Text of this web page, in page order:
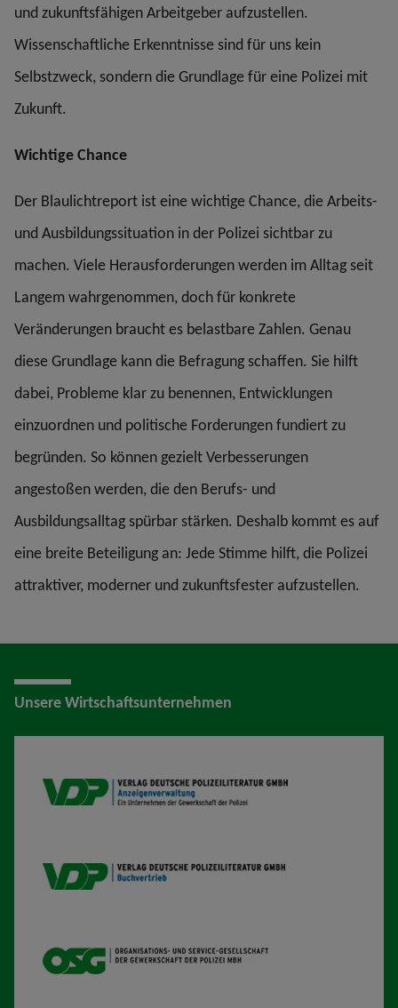
und zukunftsfähigen Arbeitgeber aufzustellen.
Wissenschaftliche Erkenntnisse sind für uns kein
Selbstzweck, sondern die Grundlage für eine Polizei mit
Zukunft.
Wichtige Chance
Der Blaulichtreport ist eine wichtige Chance, die Arbeits-
und Ausbildungssituation in der Polizei sichtbar zu
machen. Viele Herausforderungen werden im Alltag seit
Langem wahrgenommen, doch für konkrete
Veränderungen braucht es belastbare Zahlen. Genau
diese Grundlage kann die Befragung schaffen. Sie hilft
dabei, Probleme klar zu benennen, Entwicklungen
einzuordnen und politische Forderungen fundiert zu
begründen. So können gezielt Verbesserungen
angestoßen werden, die den Berufs- und
Ausbildungsalltag spürbar stärken. Deshalb kommt es auf
eine breite Beteiligung an: Jede Stimme hilft, die Polizei
attraktiver, moderner und zukunftsfester aufzustellen.
Unsere Wirtschaftsunternehmen
VDP AV
VDP B
OSG